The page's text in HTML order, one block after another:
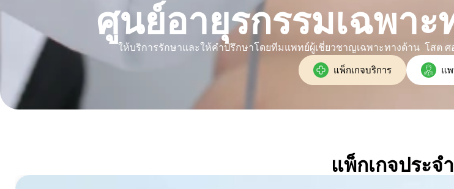
ศูนย์อายุรกรรมเฉพา
ให้บริการรักษาและให้คำปรึกษาโดยทีมแพทย์ผู้เชี่ยวชาญเฉพาะทางด้าน โสต
แพ็กเกจบริการ แ
แพ็กเกจประจ